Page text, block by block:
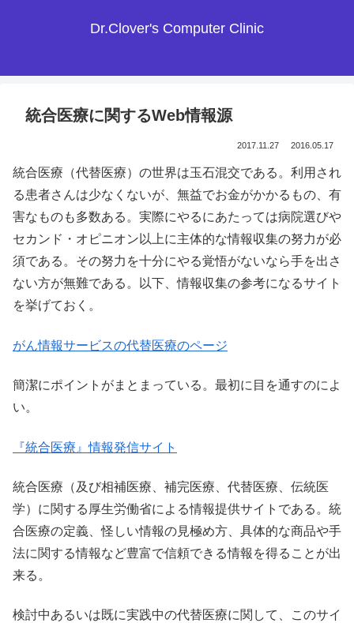
Dr.Clover's Computer Clinic
統合医療に関するWeb情報源
2017.11.27 2016.05.17
統合医療（代替医療）の世界は玉石混交である。利用され
る患者さんは少なくないが、無益でお金がかかるもの、有
害なものも多数ある。実際にやるにあたっては病院選びや
セカンド・オピニオン以上に主体的な情報収集の努力が必
須である。その努力を十分にやる覚悟がないなら手を出さ
ない方が無難である。以下、情報収集の参考になるサイト
を挙げておく。
がん情報サービスの代替医療のページ
簡潔にポイントがまとまっている。最初に目を通すのによ
い。
『統合医療』情報発信サイト
統合医療（及び相補医療、補完医療、代替医療、伝統医
学）に関する厚生労働省による情報提供サイトである。統
合医療の定義、怪しい情報の見極め方、具体的な商品や手
法に関する情報など豊富で信頼できる情報を得ることが出
来る。
検討中あるいは既に実践中の代替医療に関して、このサイ